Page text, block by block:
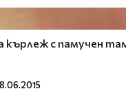
кърлеж с памучен